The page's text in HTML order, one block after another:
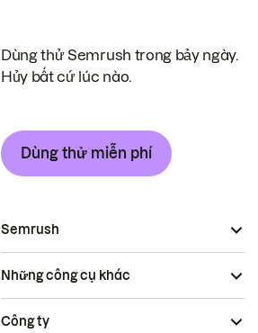
Dùng thử Semrush trong bảy ngày.
Hủy bất cứ lúc nào.
Dùng thử miễn phí
Semrush
Những công cụ khác
Công ty